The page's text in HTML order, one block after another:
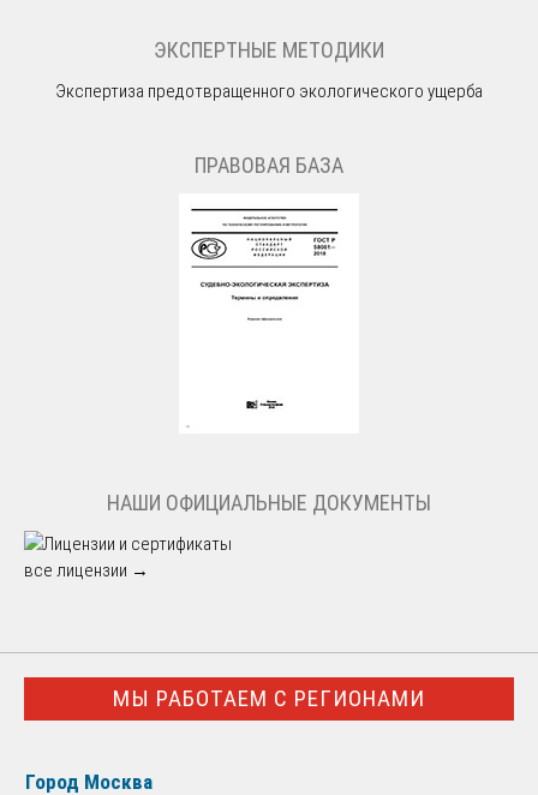
ЭКСПЕРТНЫЕ МЕТОДИКИ
Экспертиза предотвращенного экологического ущерба
ПРАВОВАЯ БАЗА
НАШИ ОФИЦИАЛЬНЫЕ ДОКУМЕНТЫ
все лицензии →
МЫ РАБОТАЕМ С РЕГИОНАМИ
Город Москва